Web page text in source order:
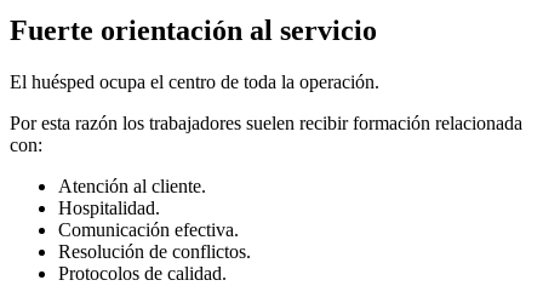
Fuerte orientación al servicio
El huésped ocupa el centro de toda la operación.
Por esta razón los trabajadores suelen recibir formación relacionada
con:
Atención al cliente.
Hospitalidad.
Comunicación efectiva.
Resolución de conflictos.
Protocolos de calidad.